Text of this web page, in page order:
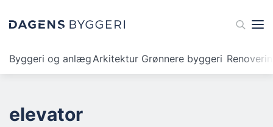
Byggeri og anlægArkitektur Grønnere byggeri
elevator